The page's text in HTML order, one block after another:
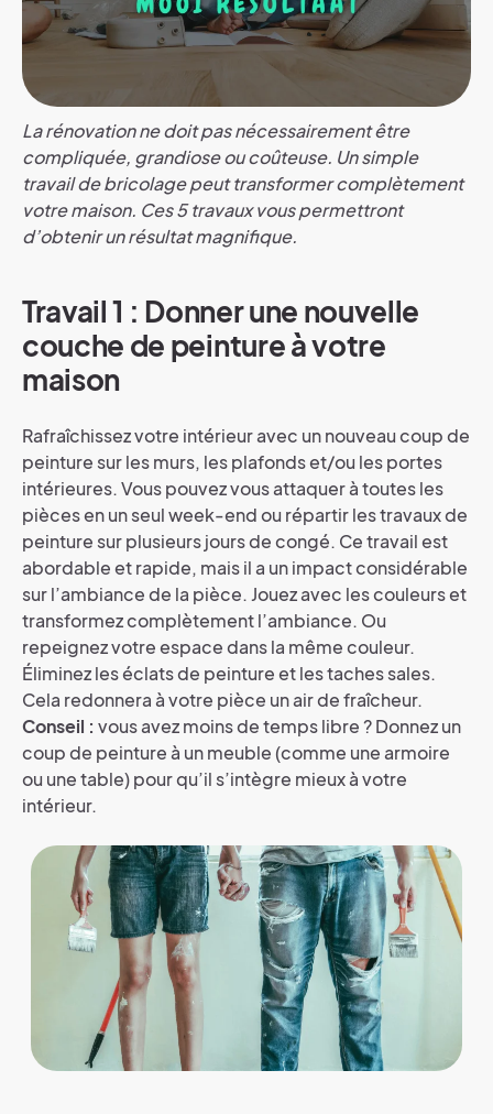
La rénovation ne doit pas nécessairement être
compliquée, grandiose ou coûteuse. Un simple
travail de bricolage peut transformer complètement
votre maison. Ces 5 travaux vous permettront
d’obtenir un résultat magnifique.
Travail 1 : Donner une nouvelle
couche de peinture à votre
maison
Rafraîchissez votre intérieur avec un nouveau coup de
peinture sur les murs, les plafonds et/ou les portes
intérieures. Vous pouvez vous attaquer à toutes les
pièces en un seul week-end ou répartir les travaux de
peinture sur plusieurs jours de congé. Ce travail est
abordable et rapide, mais il a un impact considérable
sur l’ambiance de la pièce. Jouez avec les couleurs et
transformez complètement l’ambiance. Ou
repeignez votre espace dans la même couleur.
Éliminez les éclats de peinture et les taches sales.
Cela redonnera à votre pièce un air de fraîcheur.
Conseil : vous avez moins de temps libre ? Donnez un
coup de peinture à un meuble (comme une armoire
ou une table) pour qu’il s’intègre mieux à votre
intérieur.